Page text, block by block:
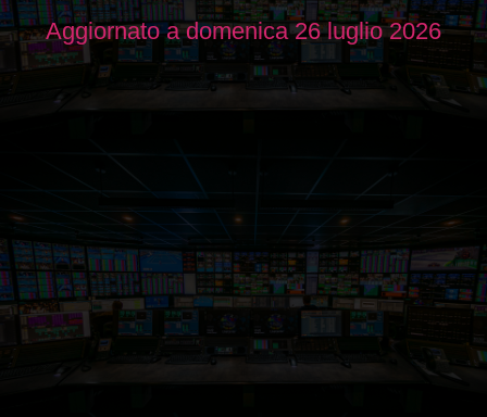
Aggiornato a domenica 26 luglio 2026